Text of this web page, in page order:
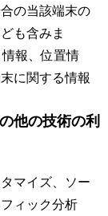
の当該端末の
も含みま
報、位置情
に関する情報
他の技術の利
マイズ、ソー
ィック分析